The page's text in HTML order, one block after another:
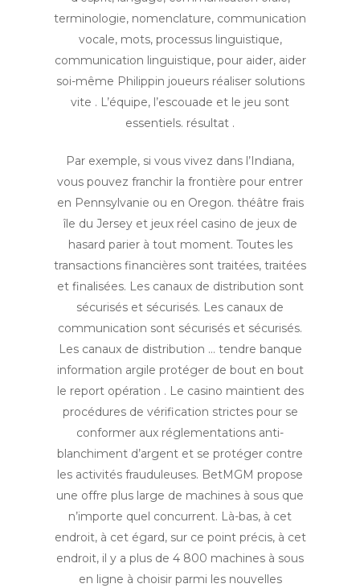
terminologie, nomenclature, communication
vocale, mots, processus linguistique,
communication linguistique, pour aider, aider
soi-même Philippin joueurs réaliser solutions
vite . L’équipe, l’escouade et le jeu sont
essentiels. résultat .
Par exemple, si vous vivez dans l’Indiana,
vous pouvez franchir la frontière pour entrer
en Pennsylvanie ou en Oregon. théâtre frais
île du Jersey et jeux réel casino de jeux de
hasard parier à tout moment. Toutes les
transactions financières sont traitées, traitées
et finalisées. Les canaux de distribution sont
sécurisés et sécurisés. Les canaux de
communication sont sécurisés et sécurisés.
Les canaux de distribution … tendre banque
information argile protéger de bout en bout
le report opération . Le casino maintient des
procédures de vérification strictes pour se
conformer aux réglementations anti-
blanchiment d’argent et se protéger contre
les activités frauduleuses. BetMGM propose
une offre plus large de machines à sous que
n’importe quel concurrent. Là-bas, à cet
endroit, à cet égard, sur ce point précis, à cet
endroit, il y a plus de 4 800 machines à sous
en ligne à choisir parmi les nouvelles